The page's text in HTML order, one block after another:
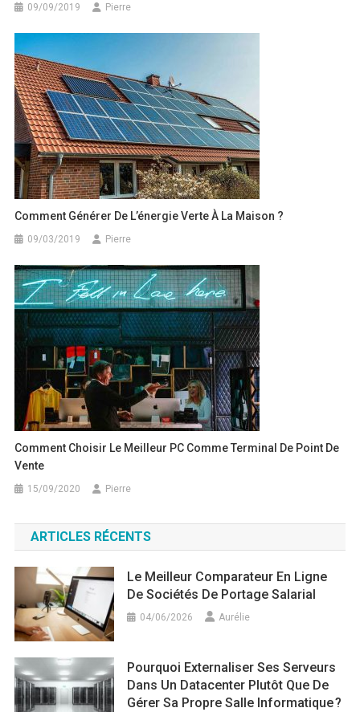
09/09/2019 Pierre
Comment Générer De L’énergie Verte À La Maison ?
09/03/2019 Pierre
Comment Choisir Le Meilleur PC Comme Terminal De Point De
Vente
15/09/2020 Pierre
ARTICLES RÉCENTS
Le Meilleur Comparateur En Ligne
De Sociétés De Portage Salarial
04/06/2026 Aurélie
Pourquoi Externaliser Ses Serveurs
Dans Un Datacenter Plutôt Que De
Gérer Sa Propre Salle Informatique ?